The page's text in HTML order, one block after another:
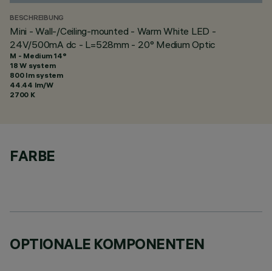
BESCHREIBUNG
Mini - Wall-/Ceiling-mounted - Warm White LED -
24V/500mA dc - L=528mm - 20° Medium Optic
M - Medium 14°
18 W system
800 lm system
44.44 lm/W
2700 K
FARBE
OPTIONALE KOMPONENTEN